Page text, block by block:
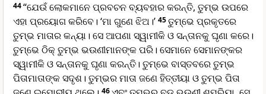
44“ଯେଉଁ ଲୋକମାନେ ପ୍ରବଚନ ବ୍ୟବହାର କରନ୍ତି, ତୁମ୍ଭ ଉପରେ
ଏହା ପ୍ରୟୋଗ କରିବେ। ‘ମା ଗୁଣେ ଝିଅ।’ 45ତୁମ୍ଭେ ପ୍ରକୃତରେ
ତୁମ୍ଭ ମାତାର କନ୍ୟା। ସେ ଆପଣା ସ୍ୱାମୀକି ଓ ସନ୍ତାନକୁ ଘୃଣା କରେ।
ତୁମ୍ଭେ ଠିକ୍ ତୁମ୍ଭ ଭଉଣୀମାନଙ୍କ ପରି। ସେମାନେ ସେମାନଙ୍କର
ସ୍ୱାମୀକି ଓ ସନ୍ତାନକୁ ଘୃଣା କରନ୍ତି। ତୁମ୍ଭେ ବାସ୍ତବରେ ତୁମ୍ଭ
ପିତାମାତାଙ୍କ ସଦୃଶ। ତୁମ୍ଭର ମାତା ଜଣେ ହିତ୍ତୀୟା ଓ ତୁମ୍ଭ ପିତା
46